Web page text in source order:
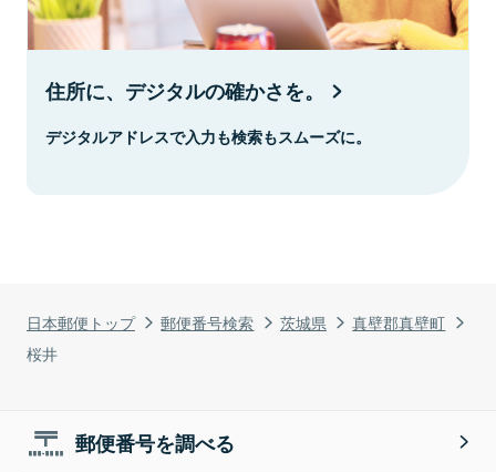
日本郵便トップ 郵便番号検索 茨城県
真壁郡真壁町
桜井
住所に、デジタルの確かさを。
デジタルアドレスで入力も検索もスムーズに。
郵便番号を調べる